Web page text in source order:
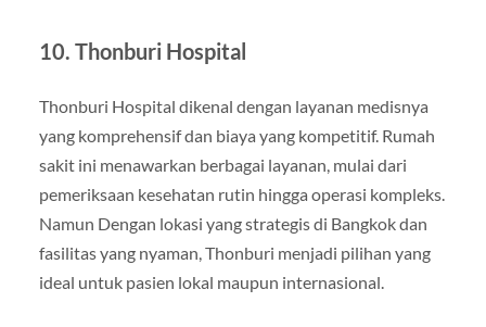
10. Thonburi Hospital
Thonburi Hospital dikenal dengan layanan medisnya
yang komprehensif dan biaya yang kompetitif. Rumah
sakit ini menawarkan berbagai layanan, mulai dari
pemeriksaan kesehatan rutin hingga operasi kompleks.
Namun Dengan lokasi yang strategis di Bangkok dan
fasilitas yang nyaman, Thonburi menjadi pilihan yang
ideal untuk pasien lokal maupun internasional.